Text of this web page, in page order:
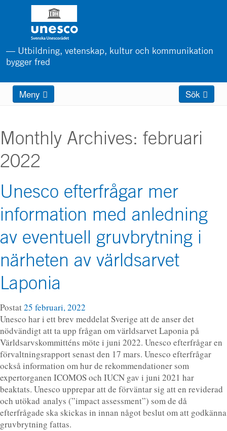
huvudinnehåll
— Utbildning, vetenskap, kultur och kommunikation
bygger fred
Main
menuMeny Sök
Monthly Archives: februari
2022
Unesco efterfrågar mer
information med anledning
av eventuell gruvbrytning i
närheten av världsarvet
Laponia
Postat25 februari, 2022
Unesco har i ett brev meddelat Sverige att de anser det
nödvändigt att ta upp frågan om världsarvet Laponia på
Världsarvskommitténs möte i juni 2022. Unesco efterfrågar en
förvaltningsrapport senast den 17 mars. Unesco efterfrågar
också information om hur de rekommendationer som
expertorganen ICOMOS och IUCN gav i juni 2021 har
beaktats. Unesco upprepar att de förväntar sig att en reviderad
och utökad analys (”impact assessment”) som de då
efterfrågade ska skickas in innan något beslut om att godkänna
gruvbrytning fattas.